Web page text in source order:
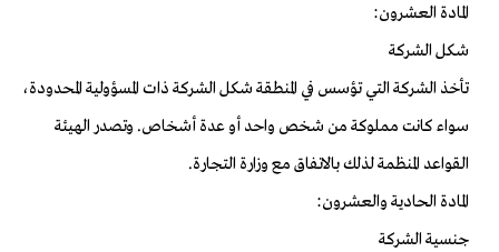
المادة العشرون:
شكل الشركة
تأخذ الشركة التي تؤسس في المنطقة شكل الشركة ذات المسؤولية المحدودة،
سواء كانت مملوكة من شخص واحد أو عدة أشخاص. وتصدر الهيئة
القواعد المنظمة لذلك بالاتفاق مع وزارة التجارة.
المادة الحادية والعشرون:
جنسية الشركة